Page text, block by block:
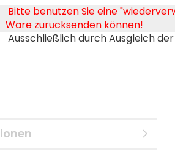
Bitte benutzen Sie eine
Ware zurücksenden können!
Ausschließlich durch Ausgleich